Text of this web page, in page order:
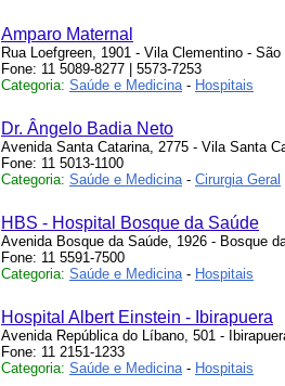
Amparo Maternal
Rua Loefgreen, 1901 - Vila Clementino -
Fone: 11 5089-8277 | 5573-7253
Categoria: Saúde e Medicina- Hospitais
Dr. Ângelo Badia Neto
Avenida Santa Catarina, 2775 - Vila Santa
Fone: 11 5013-1100
Categoria: Saúde e Medicina- Cirurgia Geral
HBS - Hospital Bosque da Saúde
Avenida Bosque da Saúde, 1926 - Bosque
Fone: 11 5591-7500
Categoria: Saúde e Medicina- Hospitais
Hospital Albert Einstein - Ibirapuera
Avenida República do Líbano, 501 -
Fone: 11 2151-1233
Categoria: Saúde e Medicina- Hospitais